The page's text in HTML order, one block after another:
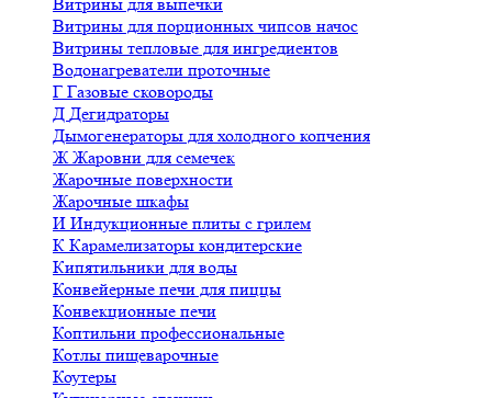
Витрины для порционных чипсов начос
Витрины тепловые для ингредиентов
Водонагреватели проточные
Г Газовые сковороды
Д Дегидраторы
Дымогенераторы для холодного копчения
ЖЖаровни для семечек
Жарочные поверхности
Жарочные шкафы
И Индукционные плиты с грилем
К Карамелизаторы кондитерские
Кипятильники для воды
Конвейерные печи для пиццы
Конвекционные печи
Коптильни профессиональные
Котлы пищеварочные
Коутеры